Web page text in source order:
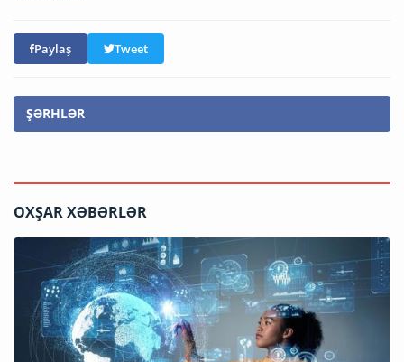
Paylaş Tweet
ŞƏRHLƏR
OXŞAR XƏBƏRLƏR